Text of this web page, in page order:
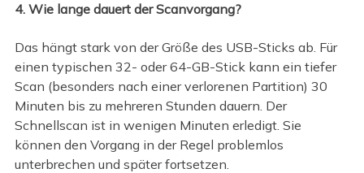
4. Wie lange dauert der Scanvorgang?
Das hängt stark von der Größe des USB-Sticks ab. Für
einen typischen 32- oder 64-GB-Stick kann ein tiefer
Scan (besonders nach einer verlorenen Partition) 30
Minuten bis zu mehreren Stunden dauern. Der
Schnellscan ist in wenigen Minuten erledigt. Sie
können den Vorgang in der Regel problemlos
unterbrechen und später fortsetzen.